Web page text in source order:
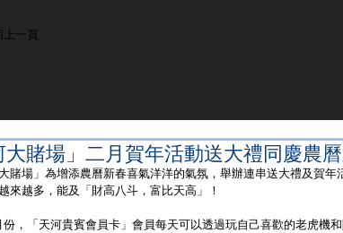
上一頁
大賭場」二月賀年活動送大禮同慶農
大賭場」為增添農曆新春喜氣洋洋的氣氛，舉辦連串送大禮及賀
來越多，能及「財高八斗，富比天高」！
份，「天河貴賓會員卡」會員每天可以透過玩自己喜歡的老虎機